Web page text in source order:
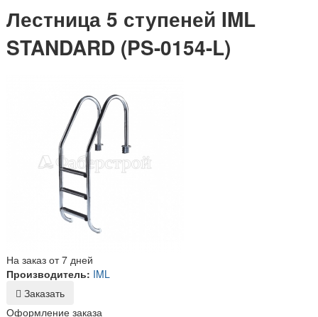
Лестница 5 ступеней IML
STANDARD (PS-0154-L)
На заказ от 7 дней
Производитель: IML
Заказать
Оформление заказа